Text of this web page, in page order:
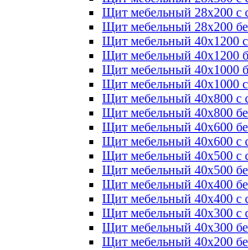
Щит мебельный 28х200 с
Щит мебельный 28х200
Щит мебельный 40х1200
Щит мебельный 40х1200
Щит мебельный 40х1000
Щит мебельный 40х1000
Щит мебельный 40х800 с
Щит мебельный 40х800
Щит мебельный 40х600
Щит мебельный 40х600 с
Щит мебельный 40х500 с
Щит мебельный 40х500
Щит мебельный 40х400
Щит мебельный 40х400 с
Щит мебельный 40х300 с
Щит мебельный 40х300
Щит мебельный 40х200